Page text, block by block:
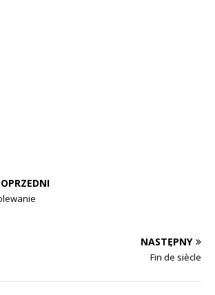
NASTĘPNY
Fin de siècle